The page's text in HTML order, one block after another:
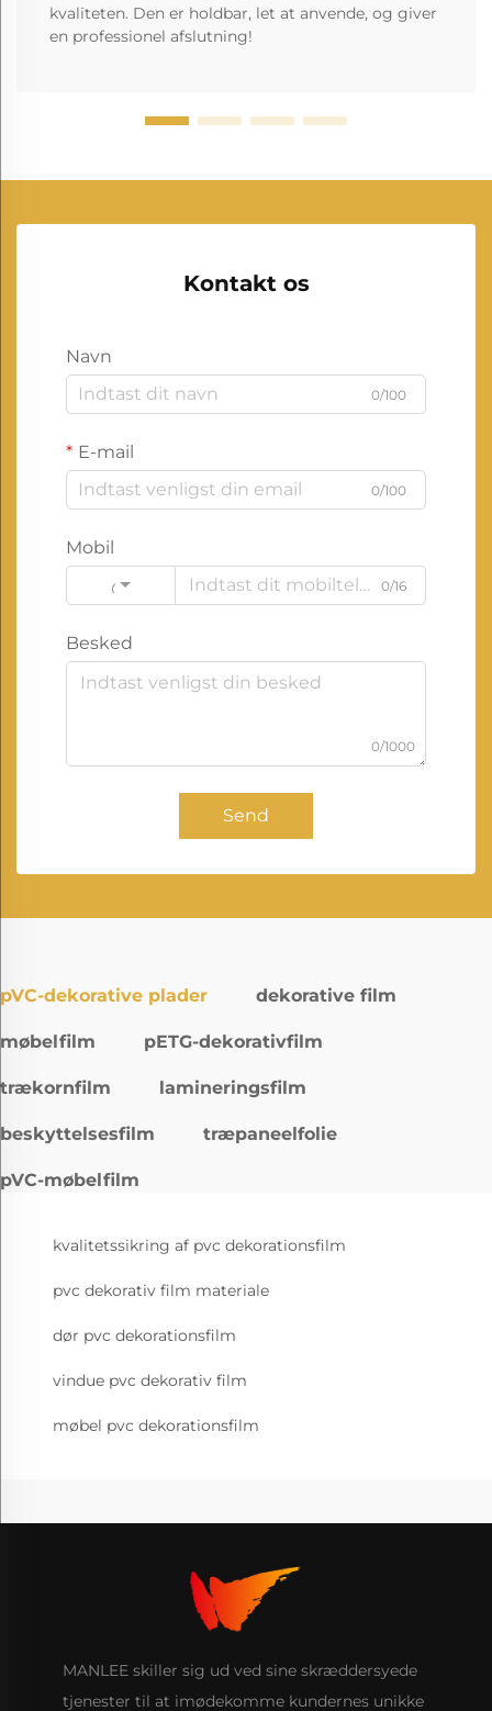
kvaliteten. Den er holdbar, let at anvende, og giver
en professionel afslutning!
Kontakt os
Navn
0/100
E-mail
0/100
Mobil
Code
0/16
Besked
0/1000
Send
pVC-dekorative plader dekorative film
møbelfilm pETG-dekorativfilm
trækornfilm lamineringsfilm
beskyttelsesfilm træpaneelfolie
pVC-møbelfilm
kvalitetssikring af pvc dekorationsfilm
pvc dekorativ film materiale
dør pvc dekorationsfilm
vindue pvc dekorativ film
møbel pvc dekorationsfilm
MANLEE skiller sig ud ved sine skræddersyede
tjenester til at imødekomme kundernes unikke